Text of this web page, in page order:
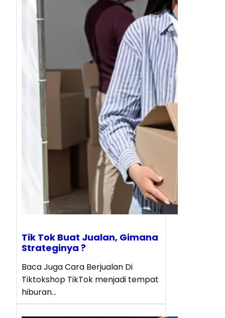
Tik Tok Buat Jualan, Gimana
Strateginya ?
Baca Juga Cara Berjualan Di
Tiktokshop TikTok menjadi tempat
hiburan…